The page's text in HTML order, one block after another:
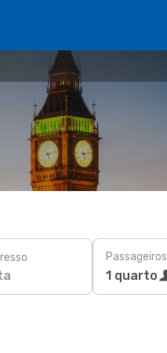
Passageiros
1 quarto